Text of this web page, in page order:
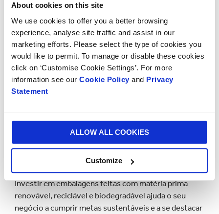
About cookies on this site
We use cookies to offer you a better browsing
experience, analyse site traffic and assist in our
marketing efforts. Please select the type of cookies you
would like to permit. To manage or disable these cookies
click on ‘Customise Cookie Settings’. For more
information see our Cookie Policy and Privacy
Statement
ALLOW ALL COOKIES
Customize
Já se perguntou o porquê das embalagens em papelão
ondulado serem grandes aliadas do e-commerce?
Existem pelo menos dois aspectos nas soluções
Smurfit Kappa que contribuem para auxiliar o mercado
Inovação e sustentabilidade
no seu negócio
Investir em embalagens feitas com matéria prima
renovável, reciclável e biodegradável ajuda o seu
negócio a cumprir metas sustentáveis e a se destacar